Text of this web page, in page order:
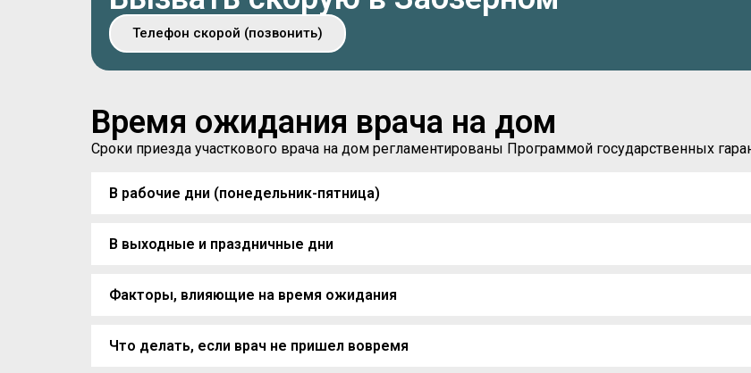
Телефон скорой (позвонить)
Время ожидания врача на дом
Сроки приезда участкового врача на дом регламентированы Программой государственных
В рабочие дни (понедельник-пятница)
В выходные и праздничные дни
Факторы, влияющие на время ожидания
Что делать, если врач не пришел вовремя